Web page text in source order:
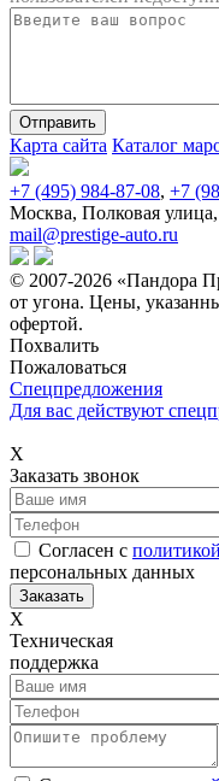
Карта сайта Каталог
+7 (495) 984-87-08, +7
Москва, Полковая
mail@prestige-auto.ru
© 2007-2026 «Пандора
от угона. Цены,
офертой.
Похвалить
Пожаловаться
Спецпредложения
Для вас действуют
Х
Заказать звонок
Согласен с
персональных данных
Х
Техническая
поддержка